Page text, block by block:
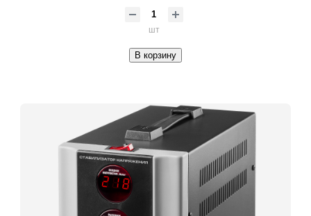
шт
В корзину